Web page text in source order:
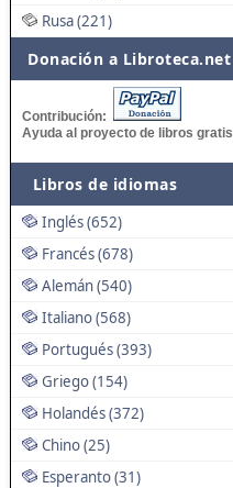
Rusa (221)
Donación a Libroteca.net
Contribución:
Ayuda al proyecto de libros gratis
Libros de idiomas
Inglés (652)
Francés (678)
Alemán (540)
Italiano (568)
Portugués (393)
Griego (154)
Holandés (372)
Chino (25)
Esperanto (31)